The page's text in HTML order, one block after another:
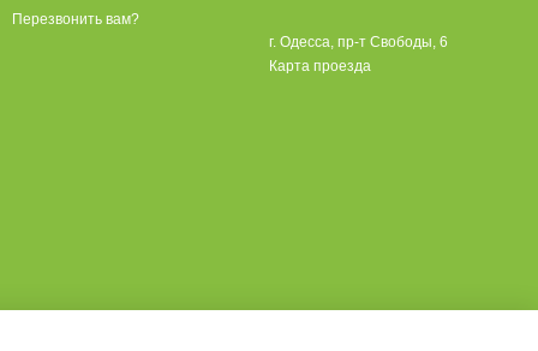
Перезвонить вам?
г. Одесса, пр-т Свободы, 6
Карта проезда